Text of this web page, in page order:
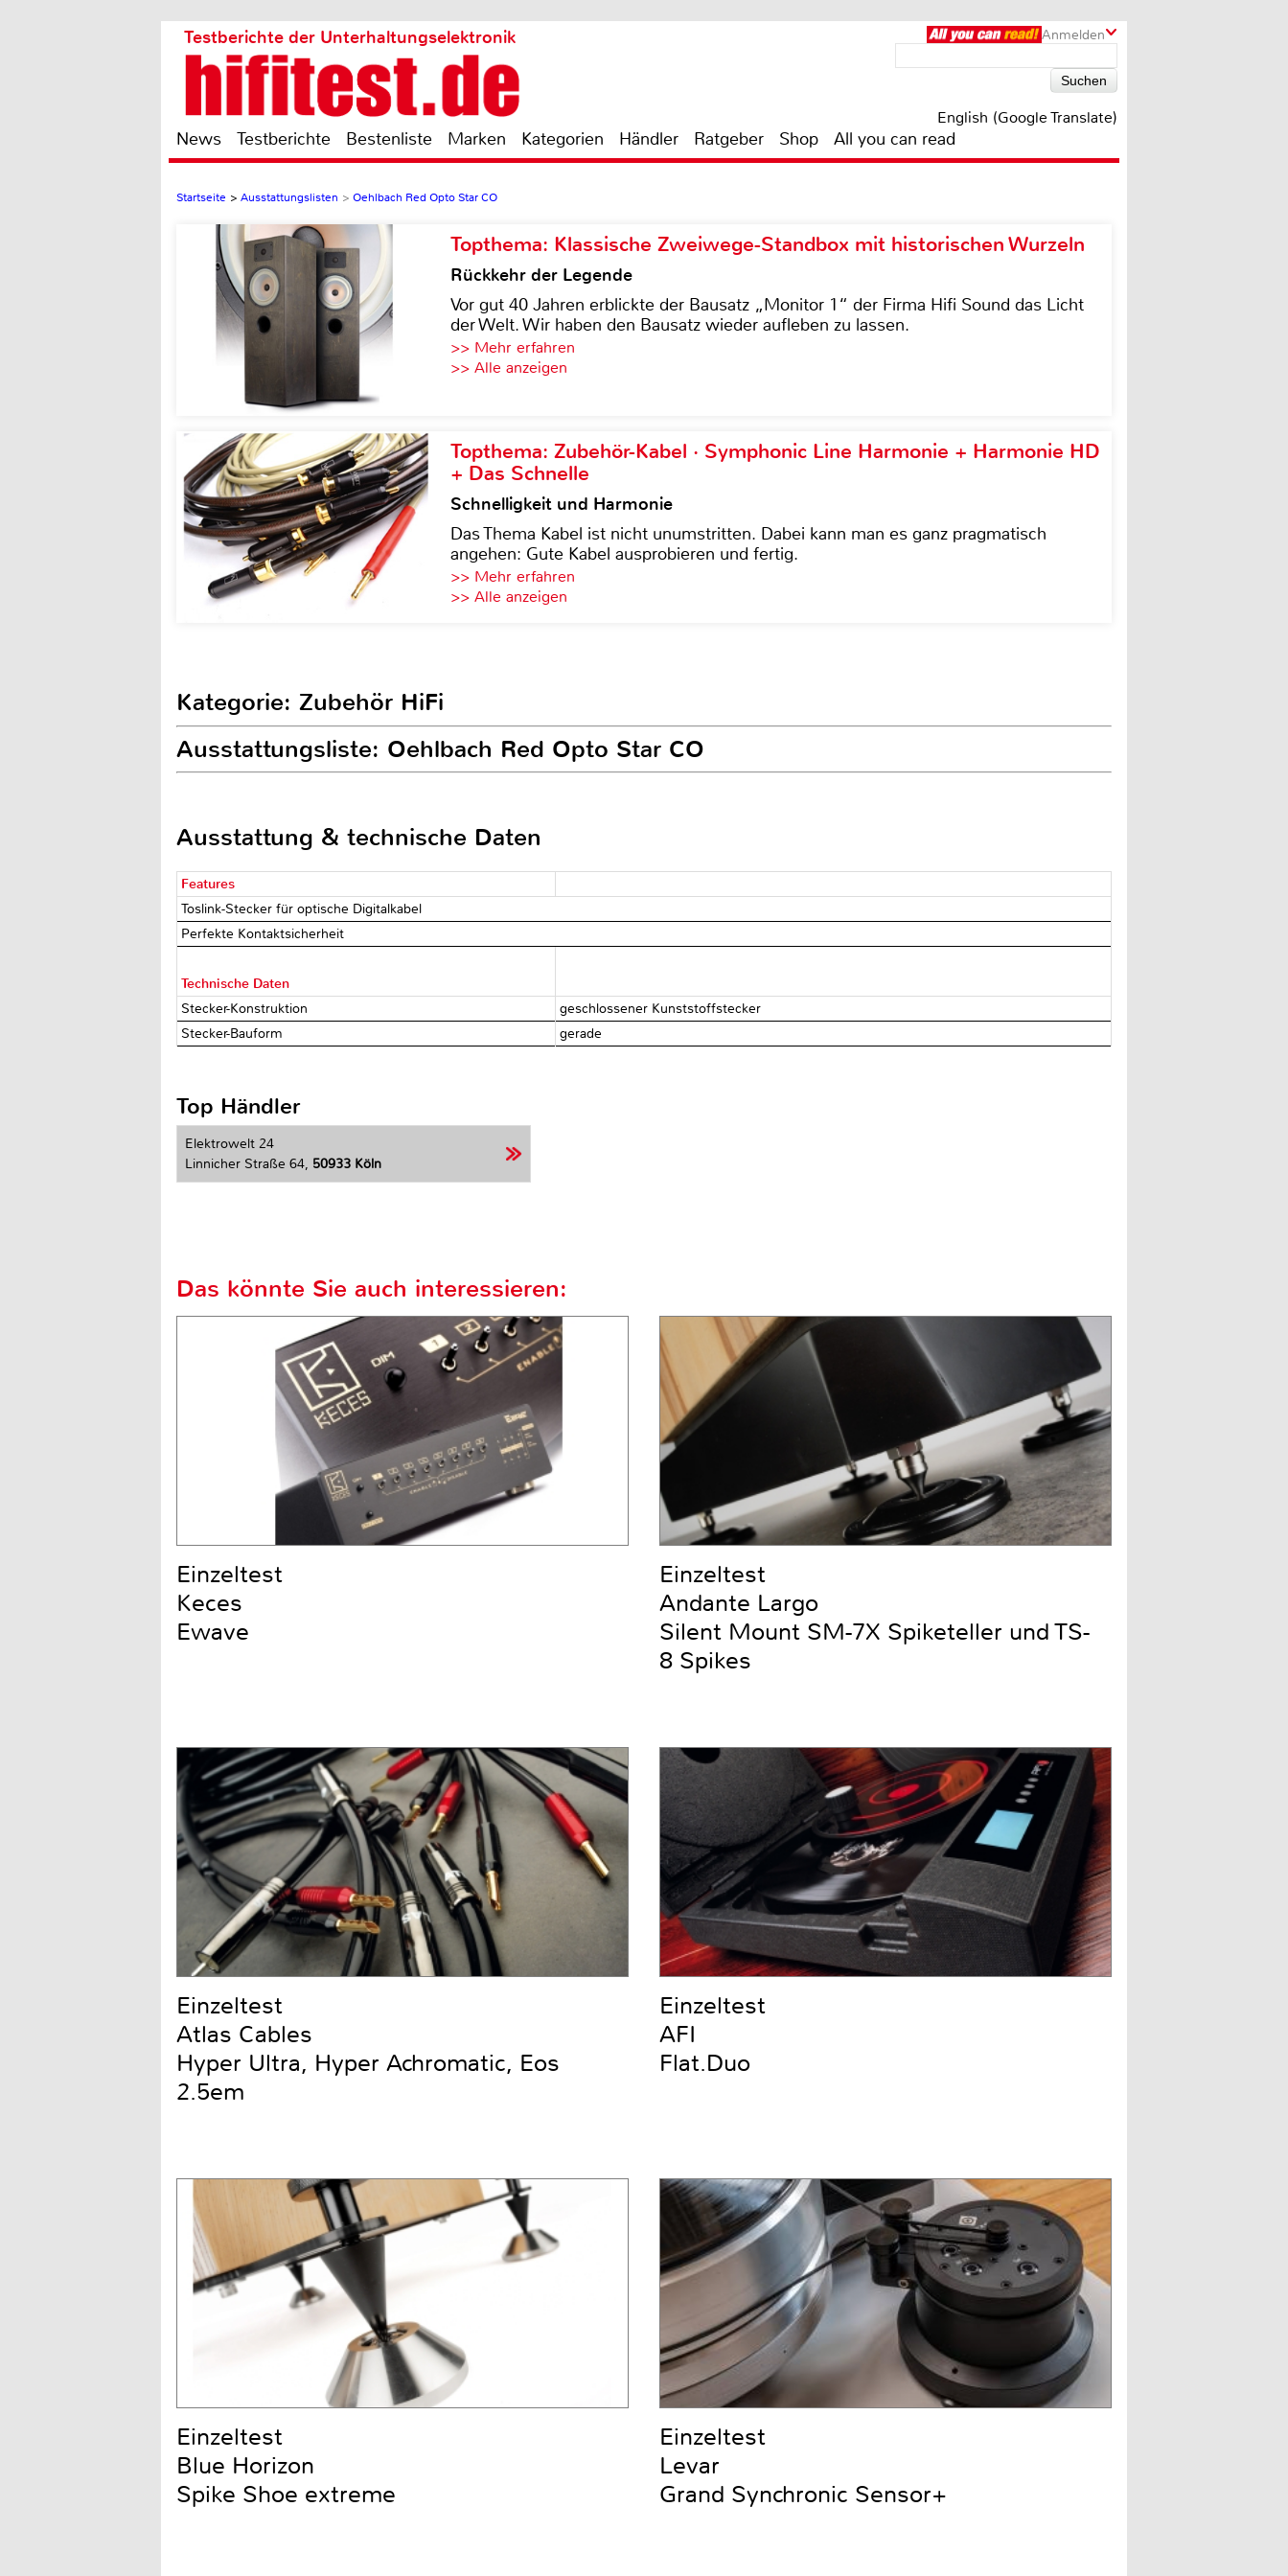
Anmelden
Testberichte der Unterhaltungselektronik
English (Google Translate)
News Testberichte Bestenliste Marken Kategorien Händler Ratgeber Shop All you can read
Startseite > Ausstattungslisten > Oehlbach Red Opto Star CO
Topthema: Klassische Zweiwege-Standbox mit historischen Wurzeln
Rückkehr der Legende
Vor gut 40 Jahren erblickte der Bausatz „Monitor 1“ der Firma Hifi Sound das Licht
der Welt. Wir haben den Bausatz wieder aufleben zu lassen.
>> Mehr erfahren
>> Alle anzeigen
Topthema: Zubehör-Kabel · Symphonic Line Harmonie + Harmonie HD
+ Das Schnelle
Schnelligkeit und Harmonie
Das Thema Kabel ist nicht unumstritten. Dabei kann man es ganz pragmatisch
angehen: Gute Kabel ausprobieren und fertig.
>> Mehr erfahren
>> Alle anzeigen
Kategorie: Zubehör HiFi
Ausstattungsliste: Oehlbach Red Opto Star CO
Ausstattung & technische Daten
Features
Toslink-Stecker für optische Digitalkabel
Perfekte Kontaktsicherheit
Technische Daten
Stecker-Konstruktion
geschlossener Kunststoffstecker
Stecker-Bauform
gerade
Top Händler
Elektrowelt 24
Linnicher Straße 64, 50933 Köln
Das könnte Sie auch interessieren:
Einzeltest
Keces
Ewave
Einzeltest
Andante Largo
Silent Mount SM-7X Spiketeller und TS-
8 Spikes
Einzeltest
Atlas Cables
Hyper Ultra, Hyper Achromatic, Eos
2.5em
Einzeltest
AFI
Flat.Duo
Einzeltest
Blue Horizon
Spike Shoe extreme
Einzeltest
Levar
Grand Synchronic Sensor+